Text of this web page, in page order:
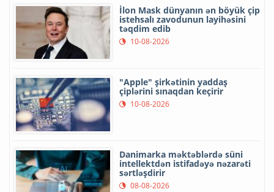
İlon Mask dünyanın ən böyük çip
istehsalı zavodunun layihəsini
təqdim edib
10-08-2026
"Apple" şirkətinin yaddaş
çiplərini sınaqdan keçirir
10-08-2026
Danimarka məktəblərdə süni
intellektdən istifadəyə nəzarəti
sərtləşdirir
08-08-2026